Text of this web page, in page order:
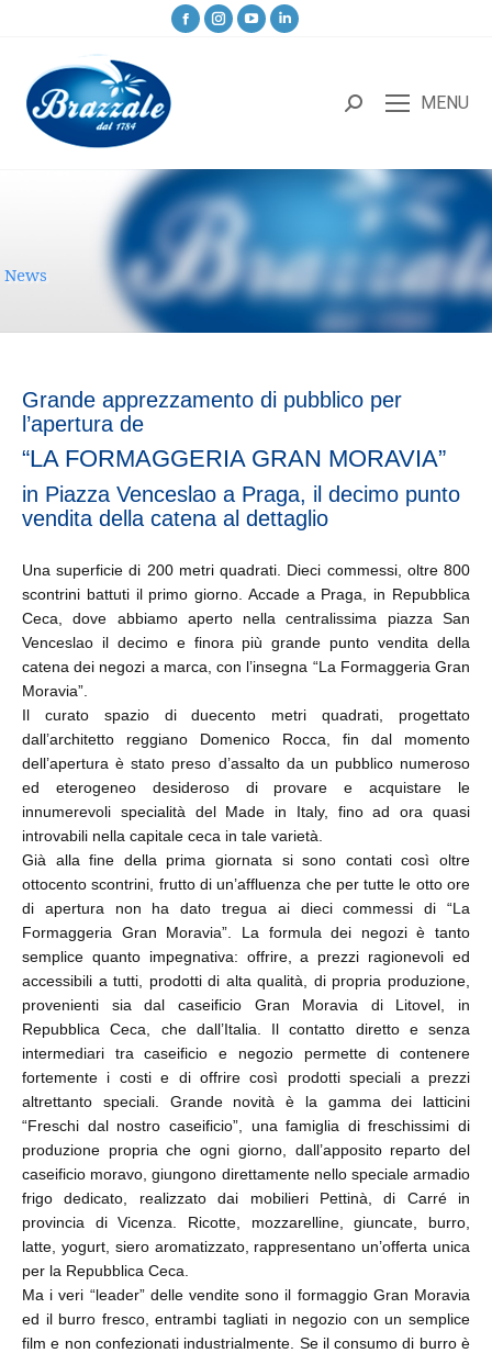
MENU
News
Grande apprezzamento di pubblico per
l’apertura de
“LA FORMAGGERIA GRAN MORAVIA”
in Piazza Venceslao a Praga, il decimo punto
vendita della catena al dettaglio
Una superficie di 200 metri quadrati. Dieci commessi, oltre 800
scontrini battuti il primo giorno. Accade a Praga, in Repubblica
Ceca, dove abbiamo aperto nella centralissima piazza San
Venceslao il decimo e finora più grande punto vendita della
catena dei negozi a marca, con l’insegna “La Formaggeria Gran
Moravia”.
Il curato spazio di duecento metri quadrati, progettato
dall’architetto reggiano Domenico Rocca, fin dal momento
dell’apertura è stato preso d’assalto da un pubblico numeroso
ed eterogeneo desideroso di provare e acquistare le
innumerevoli specialità del Made in Italy, fino ad ora quasi
introvabili nella capitale ceca in tale varietà.
Già alla fine della prima giornata si sono contati così oltre
ottocento scontrini, frutto di un’affluenza che per tutte le otto ore
di apertura non ha dato tregua ai dieci commessi di “La
Formaggeria Gran Moravia”. La formula dei negozi è tanto
semplice quanto impegnativa: offrire, a prezzi ragionevoli ed
accessibili a tutti, prodotti di alta qualità, di propria produzione,
provenienti sia dal caseificio Gran Moravia di Litovel, in
Repubblica Ceca, che dall’Italia. Il contatto diretto e senza
intermediari tra caseificio e negozio permette di contenere
fortemente i costi e di offrire così prodotti speciali a prezzi
altrettanto speciali. Grande novità è la gamma dei latticini
“Freschi dal nostro caseificio”, una famiglia di freschissimi di
produzione propria che ogni giorno, dall’apposito reparto del
caseificio moravo, giungono direttamente nello speciale armadio
frigo dedicato, realizzato dai mobilieri Pettinà, di Carré in
provincia di Vicenza. Ricotte, mozzarelline, giuncate, burro,
latte, yogurt, siero aromatizzato, rappresentano un’offerta unica
per la Repubblica Ceca.
Ma i veri “leader” delle vendite sono il formaggio Gran Moravia
ed il burro fresco, entrambi tagliati in negozio con un semplice
film e non confezionati industrialmente. Se il consumo di burro è